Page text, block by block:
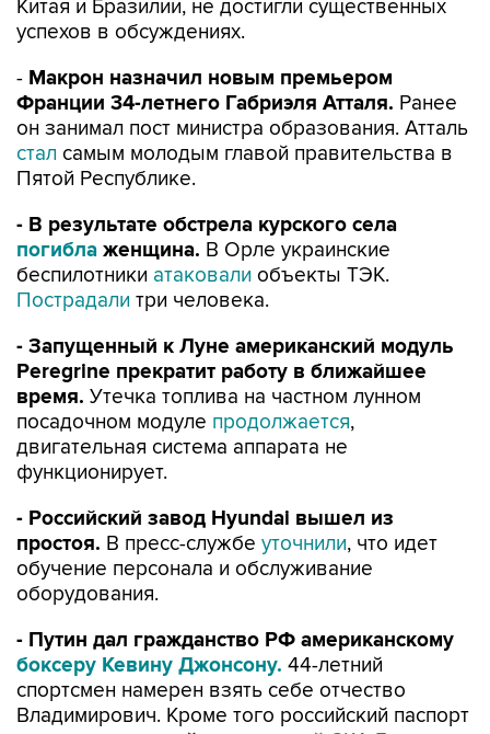
-Макрон назначил новым премьером
он занимал пост министра образования. Атталь
сталсамым молодым главой правительства в
Пятой Республике.
- В результате обстрела курского села
беспилотникиатаковали объекты ТЭК.
Пострадалитри человека.
- Запущенный к Луне американский модуль
время.Утечка топлива на частном лунном
посадочном модулепродолжается,
двигательная система аппарата не
функционирует.
- Российский завод Hyundai вышел из
обучение персонала и обслуживание
оборудования.
- Путин дал гражданство РФ американскому
спортсмен намерен взять себе отчество
Владимирович. Кроме того российский паспорт
получил канадский нападающий СКА Брендан
Лайпсик.